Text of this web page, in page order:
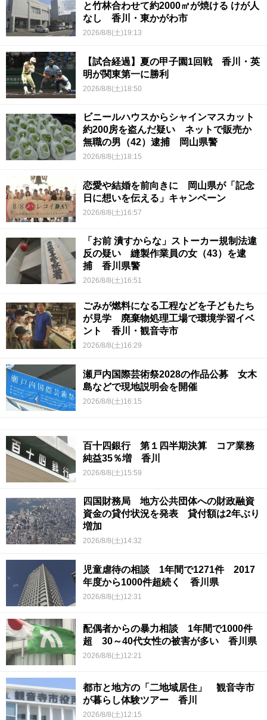
と竹林合わせて約2000㎡が焼ける けが人
なし 香川・東かがわ市
2026/8/8(土)19:13
【試合経過】夏の甲子園1回戦 香川・英
明が関東第一に勝利
2026/8/8(土)18:50
ビニールハウスからシャインマスカット
約200房を盗んだ疑い ネットで販売か
無職の男（42）逮捕 岡山県警
2026/8/8(土)18:15
恋愛や結婚を前向きに 岡山県が「記念
日に想いを伝える」キャンペーン
2026/8/8(土)16:57
「お前 潰すからな」ストーカー規制法違
反の疑い 縫製作業員の女（43）を逮
捕 香川県警
2026/8/8(土)16:51
ごみが燃料になる工程などを子どもたち
が見学 廃棄物処理工場で環境学習イベ
ント 香川・観音寺市
2026/8/8(土)16:29
瀬戸内国際芸術祭2028の作品公募 女木
島などで現地説明会を開催
2026/8/8(土)16:15
百十四銀行 第１四半期決算 コア業務
純益35％増 香川
2026/8/8(土)15:59
四国財務局 地方公共団体への財政融資
資金の貸付状況を発表 貸付額は2年ぶり
増加
2026/8/8(土)14:32
児童虐待の相談 1年間で1271件 2017
年度から1000件超続く 香川県
2026/8/8(土)12:31
配偶者からの暴力相談 1年間で1000件
超 30～40代女性の被害が多い 香川県
2026/8/8(土)12:21
都市と地方の「二地域居住」 観音寺市
が暮らし体験ツアー 香川
2026/8/8(土)12:15